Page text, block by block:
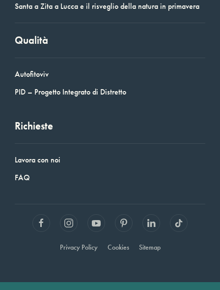
Santa a Zita a Lucca e il risveglio della natura in primavera
Qualità
Autofitoviv
PID – Progetto Integrato di Distretto
Richieste
Lavora con noi
FAQ
Privacy Policy Cookies Sitemap